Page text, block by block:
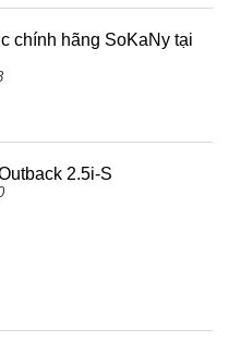
chính hãng SoKaNy tại
2.5i-S